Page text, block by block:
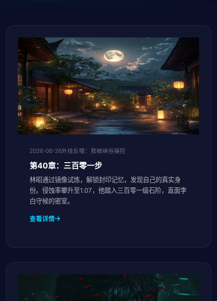
2026-06-26外挂反噬：我被峡谷操控
第40章：三百零一步
林昭通过镜像试炼，解锁封印记忆，发现自己的真实身
份。侵蚀率攀升至1.07，他踏入三百零一级石阶，直面李
白守候的密室。
查看详情